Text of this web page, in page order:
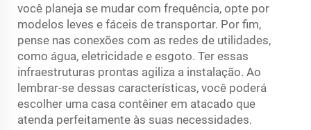
você planeja se mudar com frequência, opte por
modelos leves e fáceis de transportar. Por fim,
pense nas conexões com as redes de utilidades,
como água, eletricidade e esgoto. Ter essas
infraestruturas prontas agiliza a instalação. Ao
lembrar-se dessas características, você poderá
escolher uma casa contêiner em atacado que
atenda perfeitamente às suas necessidades.